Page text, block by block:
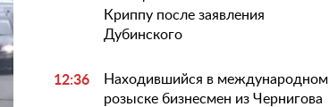
Криппу после заявления
Дубинского
12:36
Находившийся в международном
розыске бизнесмен из Чернигова